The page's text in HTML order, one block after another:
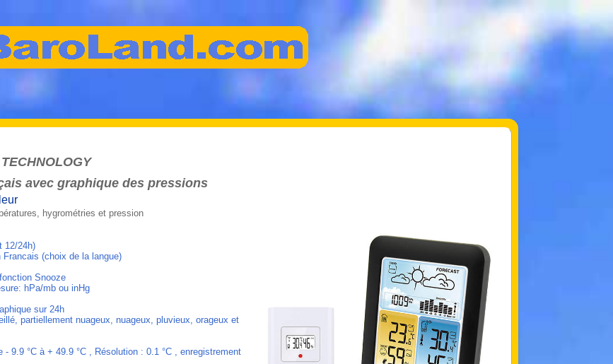
avec graphique des pressions
hygrométries et pression
12/24h)
(choix de la langue)
Snooze
hPa/mb ou inHg
sur 24h
partiellement nuageux, nuageux, pluvieux, orageux et
- 9.9 °C à + 49.9 °C , Résolution : 0.1 °C , enregistrement